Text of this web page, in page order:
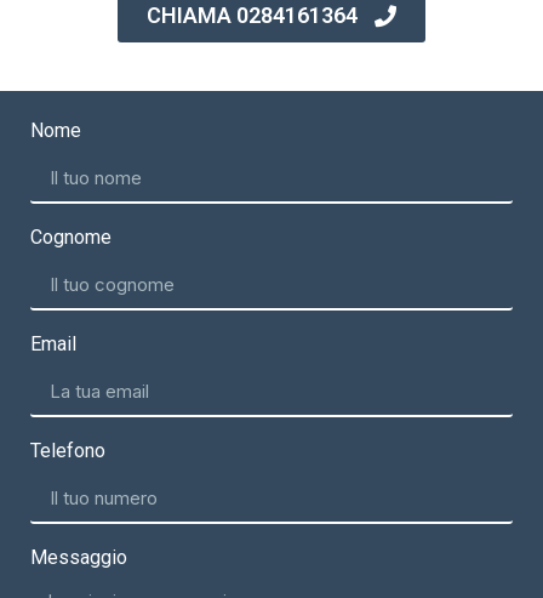
CHIAMA 0284161364
Nome
Cognome
Email
Telefono
Messaggio